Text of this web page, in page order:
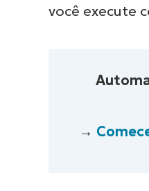
você execute
→